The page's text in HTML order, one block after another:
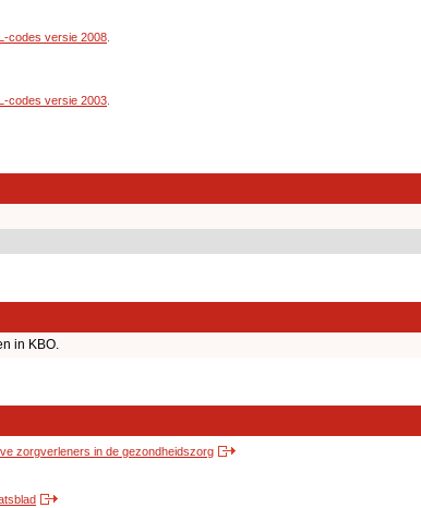
codes versie 2008
codes versie 2003
in KBO.
zorgverleners in de gezondheidszorg